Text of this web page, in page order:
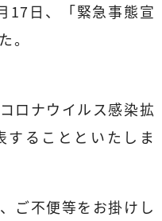
17日、「緊急事態宣
。
ロナウイルス感染拡
することといたしま
ご不便等をお掛けし